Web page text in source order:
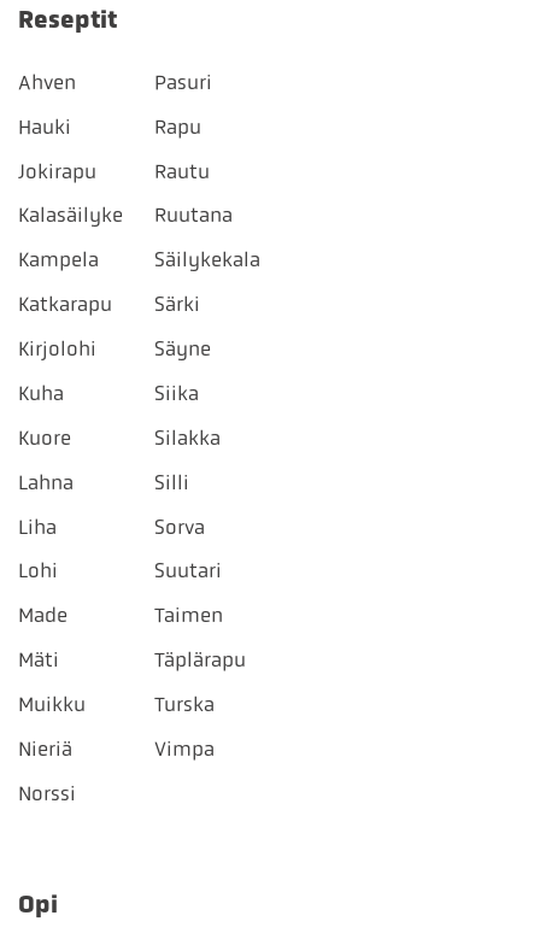
Reseptit
Ahven
Hauki
Jokirapu
Kalasäilyke
Kampela
Katkarapu
Kirjolohi
Kuha
Kuore
Lahna
Liha
Lohi
Made
Mäti
Muikku
Nieriä
Norssi
Pasuri
Rapu
Rautu
Ruutana
Säilykekala
Särki
Säyne
Siika
Silakka
Silli
Sorva
Suutari
Taimen
Täplärapu
Turska
Vimpa
Opi